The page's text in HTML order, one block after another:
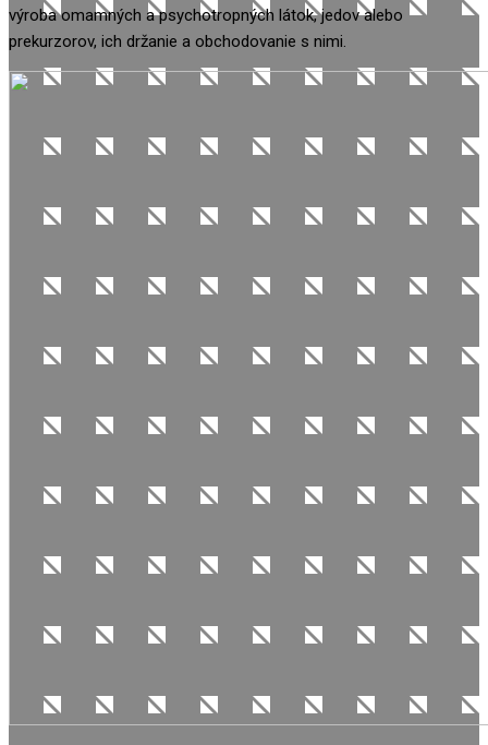
výroba omamných a psychotropných látok, jedov alebo
prekurzorov, ich držanie a obchodovanie s nimi.